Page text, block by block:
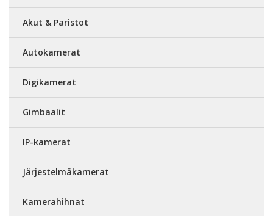
Akut & Paristot
Autokamerat
Digikamerat
Gimbaalit
IP-kamerat
Järjestelmäkamerat
Kamerahihnat